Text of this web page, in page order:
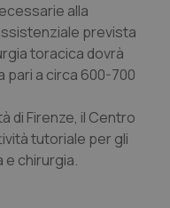
alla
prevista
toracica dovrà
pari a circa 600-700
di Firenze, il Centro
tutoriale per gli
e chirurgia.